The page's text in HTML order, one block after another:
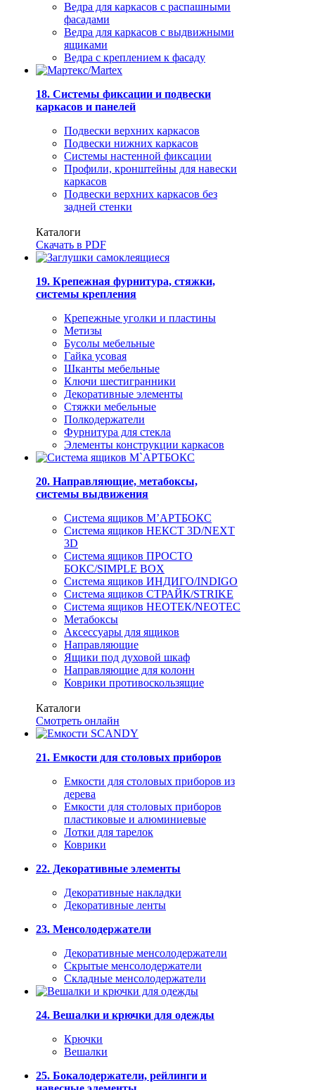
Ведра для каркасов с распашными
фасадами
Ведра для каркасов с выдвижными
ящиками
Ведра с креплением к фасаду
18. Системы фиксации и подвески
каркасов и панелей
Подвески верхних каркасов
Подвески нижних каркасов
Системы настенной фиксации
Профили, кронштейны для навески
каркасов
Подвески верхних каркасов без
задней стенки
Каталоги
Скачать в PDF
19. Крепежная фурнитура, стяжки,
системы крепления
Крепежные уголки и пластины
Метизы
Бусолы мебельные
Гайка усовая
Шканты мебельные
Ключи шестигранники
Декоративные элементы
Стяжки мебельные
Полкодержатели
Фурнитура для стекла
Элементы конструкции каркасов
20. Направляющие, метабоксы,
системы выдвижения
Система ящиков М’АРТБОКС
Система ящиков НЕКСТ 3D/NEXT
3D
Система ящиков ПРОСТО
БОКС/SIMPLE BOX
Система ящиков ИНДИГО/INDIGO
Система ящиков СТРАЙК/STRIKE
Система ящиков НЕОТЕК/NEOTEC
Метабоксы
Аксессуары для ящиков
Направляющие
Ящики под духовой шкаф
Направляющие для колонн
Коврики противоскользящие
Каталоги
Смотреть онлайн
21. Емкости для столовых приборов
Емкости для столовых приборов из
дерева
Емкости для столовых приборов
пластиковые и алюминиевые
Лотки для тарелок
Коврики
22. Декоративные элементы
Декоративные накладки
Декоративные ленты
23. Менсолодержатели
Декоративные менсолодержатели
Скрытые менсолодержатели
Складные менсолодержатели
24. Вешалки и крючки для одежды
Крючки
Вешалки
25. Бокалодержатели, рейлинги и